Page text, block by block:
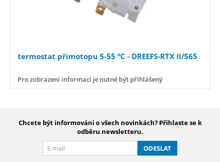
termostat přímotopu 5-55 °C - DREEFS-RTX II/565
Pro zobrazení informací je nutné být přihlášený
Chcete být informováni o všech novinkách? Přihlaste se k
odběru newsletteru.
ODESLAT